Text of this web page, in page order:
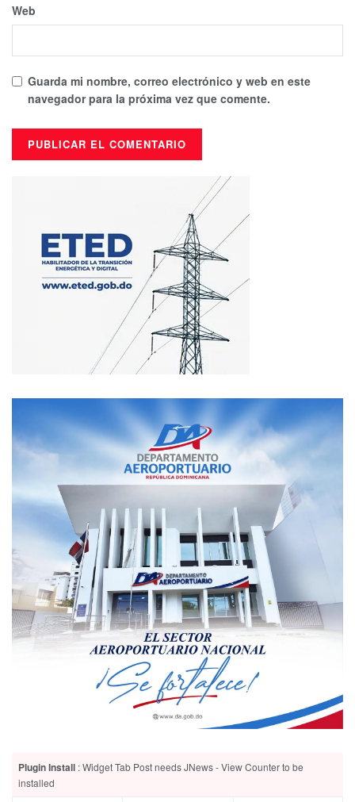
Web
Guarda mi nombre, correo electrónico y web en este
navegador para la próxima vez que comente.
Plugin Install : Widget Tab Post needs JNews - View Counter to be
installed